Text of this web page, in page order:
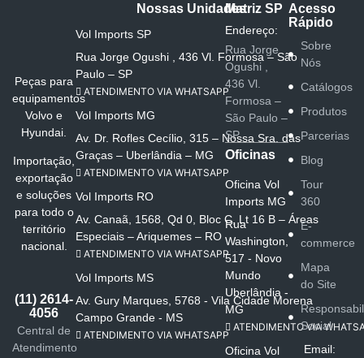
Peças para
equipamentos
Volvo e
Hyundai.
Importação,
exportação
e soluções
para todo o
território
nacional.
(11) 2614-
4056
Central de
Atendimento
Nossas Unidades
Vol Imports SP
Rua Jorge Ogushi , 436 Vl. Formosa – São
Paulo – SP
ATENDIMENTO VIA WHATSAPP
Vol Imports MG
Av. Dr. Rofles Cecílio, 315 – Nossa Sra. das
Graças – Uberlândia – MG
ATENDIMENTO VIA WHATSAPP
Vol Imports RO
Av. Canaã, 1568, Qd 0, Bloc C, Lt 16 B – Áreas
Especiais – Ariquemes – RO
ATENDIMENTO VIA WHATSAPP
Vol Imports MS
Av. Gury Marques, 5768 - Vila Cidade Morena
Campo Grande - MS
ATENDIMENTO VIA WHATSAPP
Matriz SP
Endereço:
Rua Jorge
Ogushi ,
436 Vl.
Formosa –
São Paulo –
SP
Oficinas
Oficina Vol
Imports MG
Rua
Washington,
517 - Novo
Mundo
Uberlândia -
MG
ATENDIMENTO VIA
Oficina Vol
Acesso
Rápido
Sobre
Nós
Catálogos
Produtos
Parcerias
Blog
Tour
360
E-
commerce
Mapa
do Site
Social
Email: